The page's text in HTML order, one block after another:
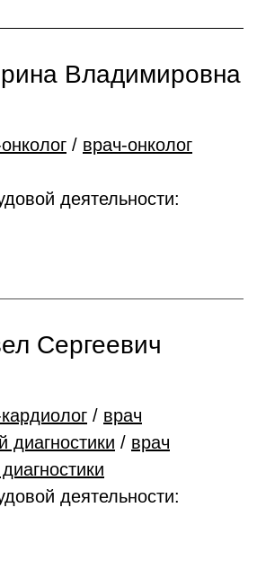
Владимировна
/ врач-онколог
деятельности:
Сергеевич
/ врач
диагностики / врач
деятельности: